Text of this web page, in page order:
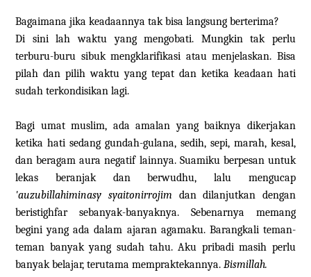
Bagaimana jika keadaannya tak bisa langsung berterima?
Di sini lah waktu yang mengobati. Mungkin tak perlu
terburu-buru sibuk mengklarifikasi atau menjelaskan. Bisa
pilah dan pilih waktu yang tepat dan ketika keadaan hati
sudah terkondisikan lagi.
Bagi umat muslim, ada amalan yang baiknya dikerjakan
ketika hati sedang gundah-gulana, sedih, sepi, marah, kesal,
dan beragam aura negatif lainnya. Suamiku berpesan untuk
lekas beranjak dan berwudhu, lalu mengucap
'auzubillahiminasy syaitonirrojim dan dilanjutkan dengan
beristighfar sebanyak-banyaknya. Sebenarnya memang
begini yang ada dalam ajaran agamaku. Barangkali teman-
teman banyak yang sudah tahu. Aku pribadi masih perlu
banyak belajar, terutama mempraktekannya.Bismillah.